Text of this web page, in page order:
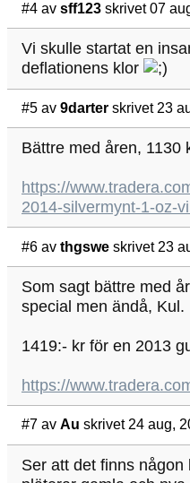
#4 av sff123 skrivet 07
Vi skulle startat en
deflationens klor
#5 av 9darter skrivet 23
Bättre med åren, 1130
https://
2014-silvermynt-1-oz-
#6 av thgswe skrivet 23
Som sagt bättre med
special men ändå, Kul.
1419:- kr för en 2013
https://
#7 av Au skrivet 24 aug,
Ser att det finns